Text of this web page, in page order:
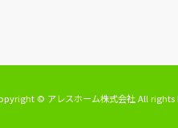
© アレスホーム株式会社 All rights